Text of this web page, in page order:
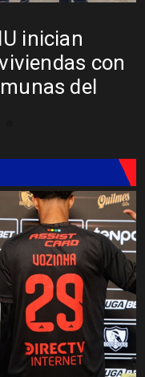
a
costear
de niño
Corto